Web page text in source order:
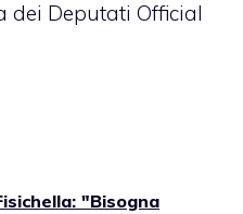
dei Deputati Official
"Bisogna